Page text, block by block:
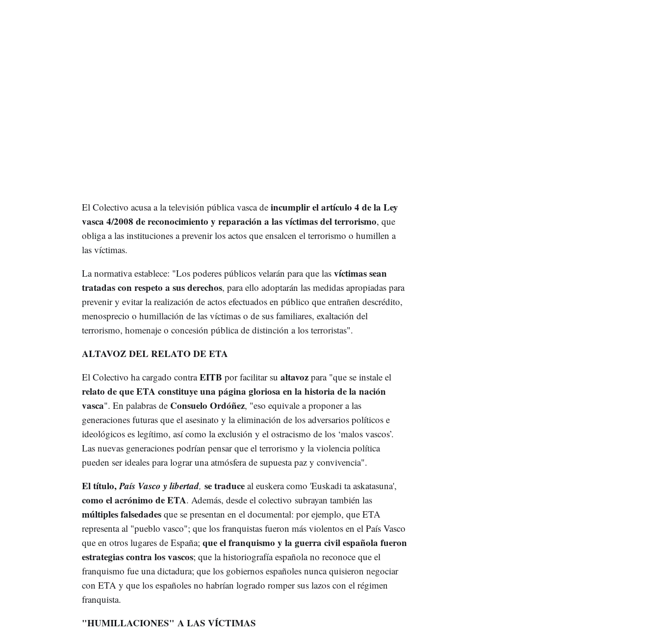
El Colectivo acusa a la televisión pública vasca deincumplir el artículo 4 de la Ley
vasca 4/2008 de reconocimiento y reparación a las víctimas del terrorismo, que
obliga a las instituciones a prevenir los actos que ensalcen el terrorismo o humillen a
las víctimas.
La normativa establece: "Los poderes públicos velarán para que las víctimas sean
tratadas con respeto a sus derechos, para ello adoptarán las medidas apropiadas para
prevenir y evitar la realización de actos efectuados en público que entrañen descrédito,
menosprecio o humillación de las víctimas o de sus familiares, exaltación del
terrorismo, homenaje o concesión pública de distinción a los terroristas".
ALTAVOZ DEL RELATO DE ETA
El Colectivo ha cargado contraEITB por facilitar su altavoz para "que se instale el
relato de que ETA constituye una página gloriosa en la historia de la nación
vasca". En palabras deConsuelo Ordóñez, "eso equivale a proponer a las
generaciones futuras que el asesinato y la eliminación de los adversarios políticos e
ideológicos es legítimo, así como la exclusión y el ostracismo de los ‘malos vascos’.
Las nuevas generaciones podrían pensar que el terrorismo y la violencia política
pueden ser ideales para lograr una atmósfera de supuesta paz y convivencia".
El título,País Vasco y libertad, se traduce al euskera como 'Euskadi ta askatasuna',
como el acrónimo de ETA. Además, desde el colectivo subrayan también las
múltiples falsedadesque se presentan en el documental: por ejemplo, que ETA
representa al "pueblo vasco"; que los franquistas fueron más violentos en el País Vasco
que en otros lugares de España; que el franquismo y la guerra civil española fueron
estrategias contra los vascos; que la historiografía española no reconoce que el
franquismo fue una dictadura; que los gobiernos españoles nunca quisieron negociar
con ETA y que los españoles no habrían logrado romper sus lazos con el régimen
franquista.
"HUMILLACIONES" A LAS VÍCTIMAS